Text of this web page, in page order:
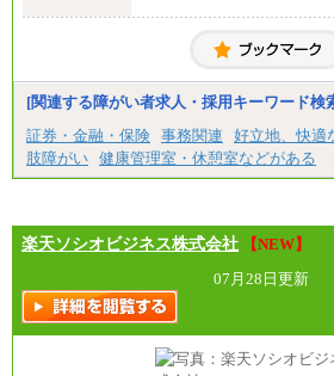
月給20万2000円～23万
固定残業／なし 試用期間
[関連する障がい者求人・採用キーワード検
証券・金融・保険 事務関連 好立地、快適
肢障がい 健康管理室・休憩室などがある
楽天ソシオビジネス株式会社
【NEW】
07月28日更新